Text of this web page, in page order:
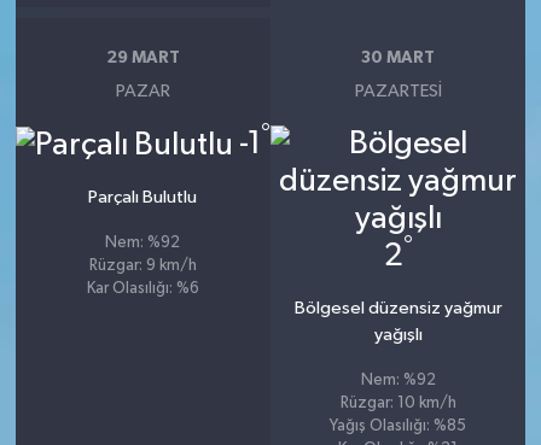
29 MART
PAZAR
-1 °
Parçalı Bulutlu
Nem: %92
Rüzgar: 9 km/h
Kar Olasılığı: %6
30 MART
PAZARTESI
2°
Bölgesel düzensiz yağmur
yağışlı
Nem: %92
Rüzgar: 10 km/h
Yağış Olasılığı: %85